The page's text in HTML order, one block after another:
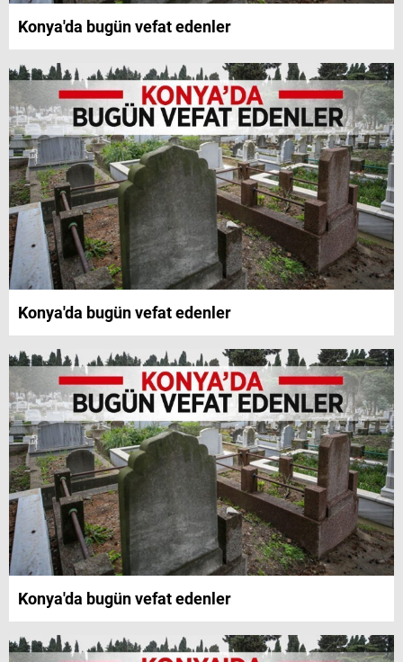
Konya'da bugün vefat edenler
Konya'da bugün vefat edenler
Konya'da bugün vefat edenler